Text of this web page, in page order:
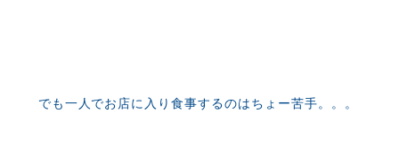
でも一人でお店に入り食事するのはちょー苦手。。。